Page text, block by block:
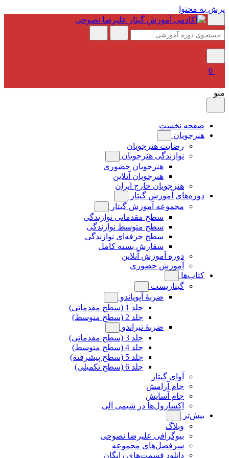
پرش به محتوا
0
منو
صفحه نخست
هنرجویان
رضایت هنرجویان
نوازندگی هنرجویان
هنرجویان حضوری
هنرجویان آنلاین
هنرجویان خارج ایران
دوره‌های آموزش گیتار
مجموعه آموزش گیتار
سطح مقدماتی نوازندگی
سطح متوسط نوازندگی
سطح حرفه‌ای نوازندگی
سفارش بسته کامل
دوره آموزش آنلاین
آموزش حضوری
کتاب‌ها
گیتاریست
ضربۀ آپویاندو
جلد 1 (سطح مقدماتی)
جلد 2 (سطح متوسط)
ضربۀ تیراندو
جلد 3 (سطح مقدماتی)
جلد 4 (سطح متوسط)
جلد 5 (سطح پیشرفته)
جلد 6 (سطح تکمیلی)
آوای گیتار
جام آرامش
جام آسایش
اکسازول‌ها در شیمی آلی
بیش‌تر
وبلاگ
بیوگرافی علیرضا نصوحی
سرفصل‌های مجموعه
دانلود قسمت‌های رایگان